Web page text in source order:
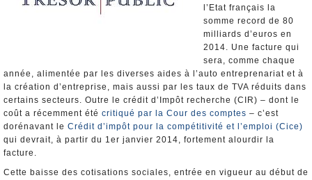
l’Etat français la
somme record de 80
milliards d’euros en
2014. Une facture qui
sera, comme chaque
année, alimentée par les diverses aides à l’auto entreprenariat et à
la création d’entreprise, mais aussi par les taux de TVA réduits dans
certains secteurs. Outre le crédit d’Impôt recherche (CIR) – dont le
coût a récemment été critiqué par la Cour des comptes – c’est
dorénavant le Crédit d’impôt pour la compétitivité et l’emploi (Cice)
qui devrait, à partir du 1er janvier 2014, fortement alourdir la
facture.
Cette baisse des cotisations sociales, entrée en vigueur au début de